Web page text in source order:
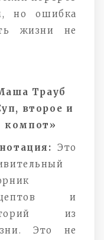
но ошибка
жизни не
Трауб
второе и
компот»
Это
и
из
Это не